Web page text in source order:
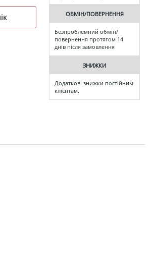
ОБМІН/ПОВЕРНЕННЯ
Безпроблемний обмін/
повернення протягом 14
днів після замовлення
ЗНИЖКИ
Додаткові знижки постійним
клієнтам.